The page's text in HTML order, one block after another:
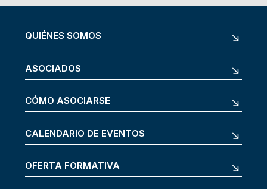
QUIÉNES SOMOS
ASOCIADOS
CÓMO ASOCIARSE
CALENDARIO DE EVENTOS
OFERTA FORMATIVA